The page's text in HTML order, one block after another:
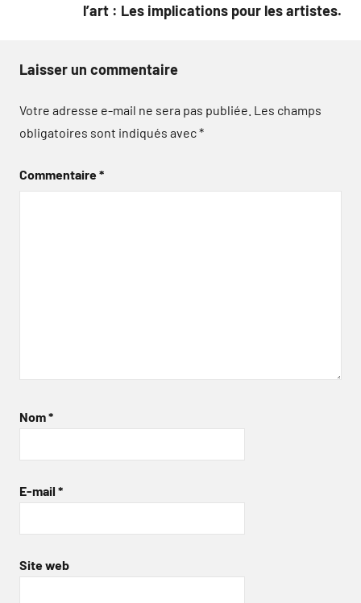
l’art : Les implications pour les artistes.
Laisser un commentaire
Votre adresse e-mail ne sera pas publiée. Les champs
obligatoires sont indiqués avec*
Commentaire*
Nom*
E-mail *
Site web